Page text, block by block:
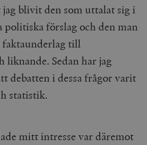
blivit den som uttalat sig i
förslag och den man
faktaunderlag till
liknande. Sedan har jag
debatten i dessa frågor varit
statistik.
mitt intresse var däremot